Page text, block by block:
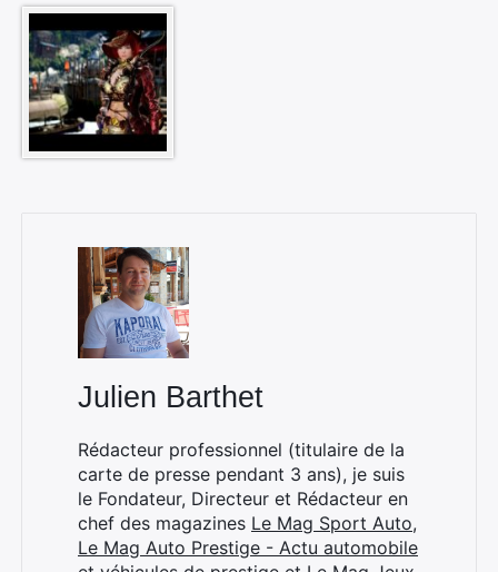
Julien Barthet
Rédacteur professionnel (titulaire de la
carte de presse pendant 3 ans), je suis
le Fondateur, Directeur et Rédacteur en
chef des magazines Le Mag Sport Auto,
Le Mag Auto Prestige - Actu automobile
Rechercher
: